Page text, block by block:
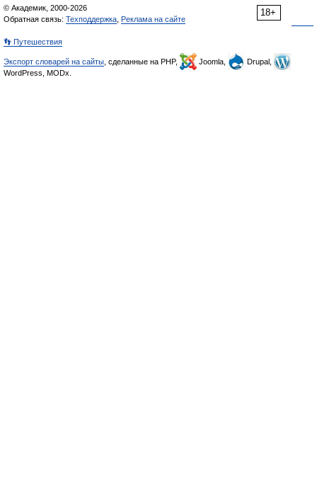
18+
© Академик, 2000-2026
Обратная связь: Техподдержка Реклама на сайте
👣 Путешествия
Экспорт словарей на сайты , сделанные на PHP, Joomla,
Drupal,
WordPress, MODx.